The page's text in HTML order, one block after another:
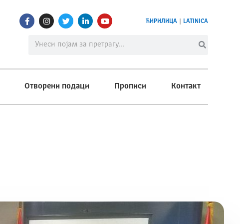
ЋИРИЛИЦА LATINICA
Отворени подаци Прописи Контакт